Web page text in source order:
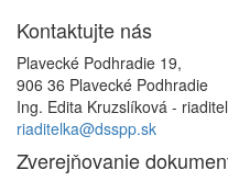
Kontaktujte nás
Plavecké Podhradie 19,
906 36 Plavecké Podhradie
Ing. Edita Kruzslíková -
riaditelka@dsspp.sk
Zverejňovanie